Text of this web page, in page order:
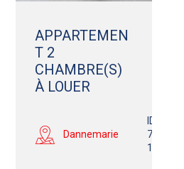
APPARTEMEN
T 2
CHAMBRE(S)
À LOUER
Dannemarie
ID:
11